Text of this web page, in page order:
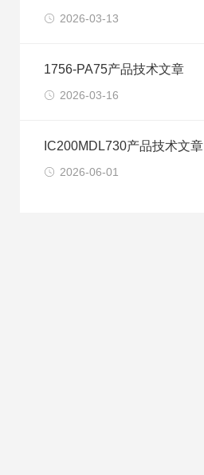
2026-03-13
1756-PA75产品技术文章
2026-03-16
IC200MDL730产品技术文章
2026-06-01